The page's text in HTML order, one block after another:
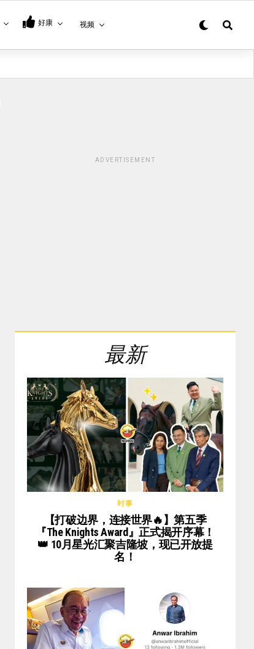
好康 视频
ADVERTISEMENT
最新
时事
【打破边界，连接世界🔥】第五季
『The Knights Award』正式揭开序幕！
👑 10月星光汇聚吉隆坡，现已开放提
名！